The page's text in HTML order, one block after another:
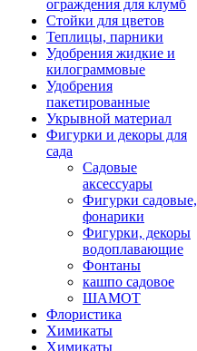
ограждения для клумб
Стойки для цветов
Теплицы, парники
Удобрения жидкие и
килограммовые
Удобрения
пакетированные
Укрывной материал
Фигурки и декоры для
сада
Садовые
аксессуары
Фигурки садовые,
фонарики
Фигурки, декоры
водоплавающие
Фонтаны
кашпо садовое
ШАМОТ
Флористика
Химикаты
Химикаты